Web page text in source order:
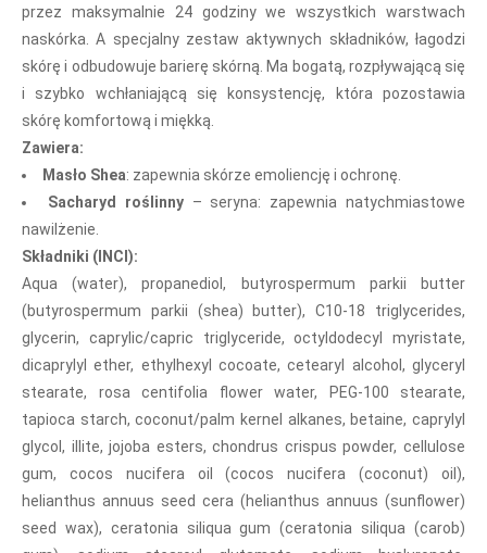
przez maksymalnie 24 godziny we wszystkich warstwach
naskórka. A specjalny zestaw aktywnych składników, łagodzi
skórę i odbudowuje barierę skórną. Ma bogatą, rozpływającą się
i szybko wchłaniającą się konsystencję, która pozostawia
skórę komfortową i miękką.
Zawiera:
Masło Shea: zapewnia skórze emoliencję i ochronę.
Sacharyd roślinny– seryna: zapewnia natychmiastowe
nawilżenie.
Składniki (INCI):
Aqua (water), propanediol, butyrospermum parkii butter
(butyrospermum parkii (shea) butter), C10-18 triglycerides,
glycerin, caprylic/capric triglyceride, octyldodecyl myristate,
dicaprylyl ether, ethylhexyl cocoate, cetearyl alcohol, glyceryl
stearate, rosa centifolia flower water, PEG-100 stearate,
tapioca starch, coconut/palm kernel alkanes, betaine, caprylyl
glycol, illite, jojoba esters, chondrus crispus powder, cellulose
gum, cocos nucifera oil (cocos nucifera (coconut) oil),
helianthus annuus seed cera (helianthus annuus (sunflower)
seed wax), ceratonia siliqua gum (ceratonia siliqua (carob)